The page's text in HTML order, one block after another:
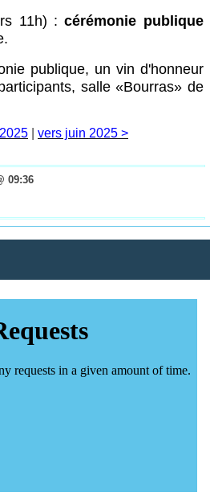
11h) :cérémonie publique
publique, un vin d'honneur
salle «Bourras» de
vers juin 2025 >
09:36